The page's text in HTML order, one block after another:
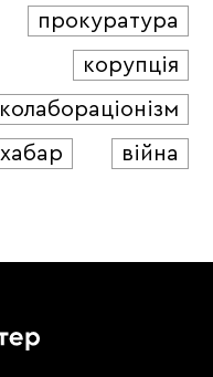
прокуратура
корупція
колабораціонізм
хабар війна